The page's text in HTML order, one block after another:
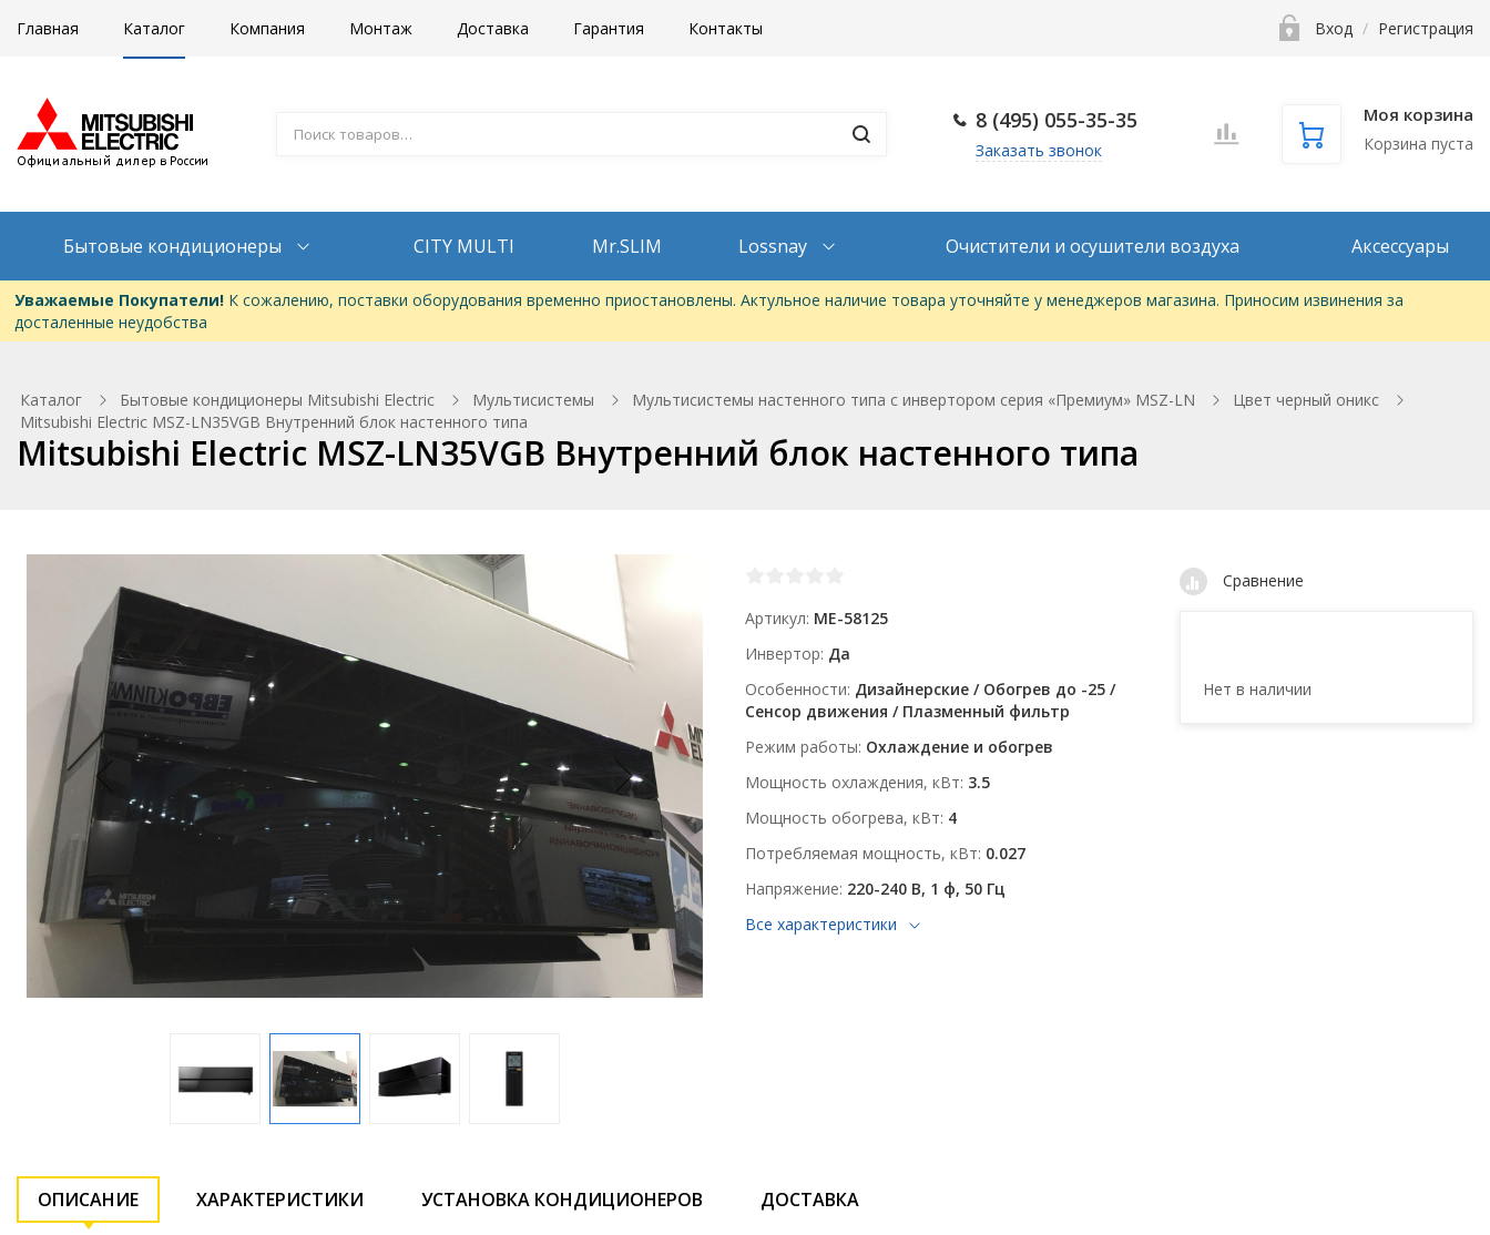
Главная Каталог Компания Монтаж Доставка Гарантия Контакты Вход / Регистрация
8 (495) 055-35-35
Заказать звонок
Моя корзина
Корзина пуста
Бытовые кондиционеры CITY MULTI Mr.SLIM Lossnay Очистители и осушители воздуха Аксессуары
Уважаемые Покупатели!К сожалению, поставки оборудования временно приостановлены. Актульное наличие товара уточняйте у менеджеров магазина. Приносим извинения за
досталенные неудобства
Каталог Бытовые кондиционеры Mitsubishi Electric Мультисистемы Мультисистемы настенного типа с инвертором серия «Премиум» MSZ-LN
Цвет черный оникс
Mitsubishi Electric MSZ-LN35VGB Внутренний блок настенного типа
Mitsubishi Electric MSZ-LN35VGB Внутренний блок настенного типа
Артикул ME-58125
Инвертор Да
Особенности Дизайнерские / Обогрев до -25 /
Сенсор движения / Плазменный фильтр
Режим работы Охлаждение и обогрев
Мощность охлаждения, кВт 3.5
Мощность обогрева, кВт 4
Потребляемая мощность, кВт 0.027
Напряжение 220-240 В, 1 ф, 50 Гц
Все характеристики
Сравнение
Нет в наличии
ОПИСАНИЕ ХАРАКТЕРИСТИКИ УСТАНОВКА КОНДИЦИОНЕРОВ ДОСТАВКА